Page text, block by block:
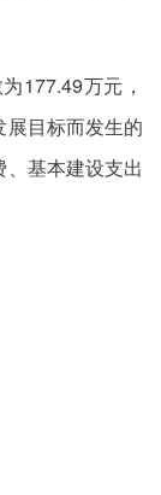
177.49万元，
目标而发生的
基本建设支出